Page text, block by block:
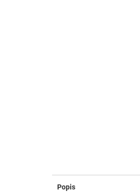
Popis